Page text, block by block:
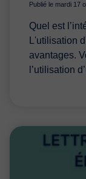
Publié le mardi 17
Quel est
L'utilisation
avantages.
l’utilisation